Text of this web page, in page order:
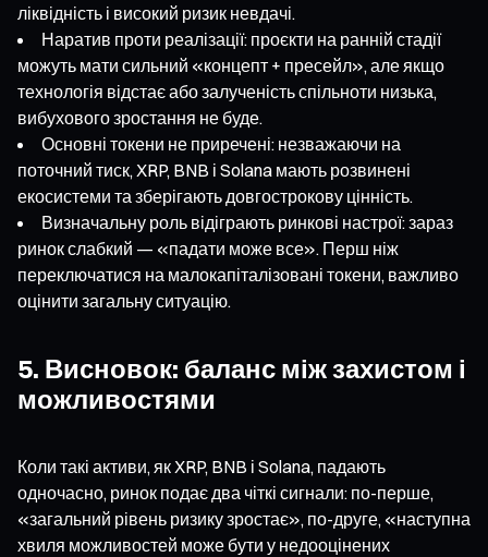
ліквідність і високий ризик невдачі.
Наратив проти реалізації: проєкти на ранній стадії
можуть мати сильний «концепт + пресейл», але якщо
технологія відстає або залученість спільноти низька,
вибухового зростання не буде.
Основні токени не приречені: незважаючи на
поточний тиск, XRP, BNB і Solana мають розвинені
екосистеми та зберігають довгострокову цінність.
Визначальну роль відіграють ринкові настрої: зараз
ринок слабкий — «падати може все». Перш ніж
переключатися на малокапіталізовані токени, важливо
оцінити загальну ситуацію.
5. Висновок: баланс між захистом і
можливостями
Коли такі активи, як XRP, BNB і Solana, падають
одночасно, ринок подає два чіткі сигнали: по-перше,
«загальний рівень ризику зростає», по-друге, «наступна
хвиля можливостей може бути у недооцінених